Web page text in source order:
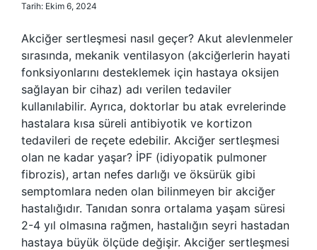
Tarih: Ekim 6, 2024
Akciğer sertleşmesi nasıl geçer? Akut alevlenmeler
sırasında, mekanik ventilasyon (akciğerlerin hayati
fonksiyonlarını desteklemek için hastaya oksijen
sağlayan bir cihaz) adı verilen tedaviler
kullanılabilir. Ayrıca, doktorlar bu atak evrelerinde
hastalara kısa süreli antibiyotik ve kortizon
tedavileri de reçete edebilir. Akciğer sertleşmesi
olan ne kadar yaşar? İPF (idiyopatik pulmoner
fibrozis), artan nefes darlığı ve öksürük gibi
semptomlara neden olan bilinmeyen bir akciğer
hastalığıdır. Tanıdan sonra ortalama yaşam süresi
2-4 yıl olmasına rağmen, hastalığın seyri hastadan
hastaya büyük ölçüde değişir. Akciğer sertleşmesi